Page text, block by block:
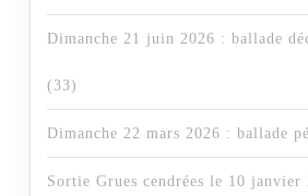
Dimanche 21 juin 2026 : ballade
(33)
Dimanche 22 mars 2026 : ballade
Sortie Grues cendrées le 10 janvier